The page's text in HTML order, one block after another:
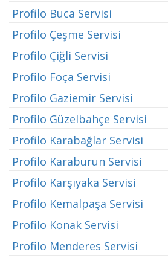
Profilo Buca Servisi
Profilo Çeşme Servisi
Profilo Çiğli Servisi
Profilo Foça Servisi
Profilo Gaziemir Servisi
Profilo Güzelbahçe Servisi
Profilo Karabağlar Servisi
Profilo Karaburun Servisi
Profilo Karşıyaka Servisi
Profilo Kemalpaşa Servisi
Profilo Konak Servisi
Profilo Menderes Servisi